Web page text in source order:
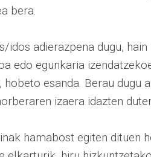
bera.
idos adierazpena dugu,
edo egunkaria
hobeto esanda. Berau dugu
izaera idazten
hamabost egiten dituen